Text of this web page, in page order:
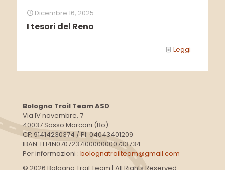
Dicembre 16, 2025
I tesori del Reno
Leggi
Bologna Trail Team ASD
Via IV novembre, 7
40037 Sasso Marconi (Bo)
CF: 91414230374 / PI: 04043401209
IBAN: IT14N0707237100000000733734
Per informazioni : bolognatrailteam@gmail.com